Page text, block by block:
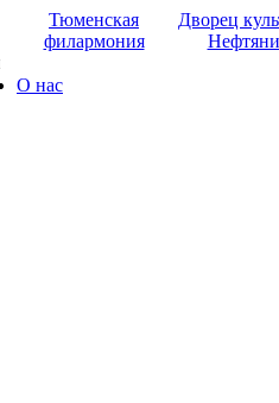
Тюменская
филармония
Дворец
О нас